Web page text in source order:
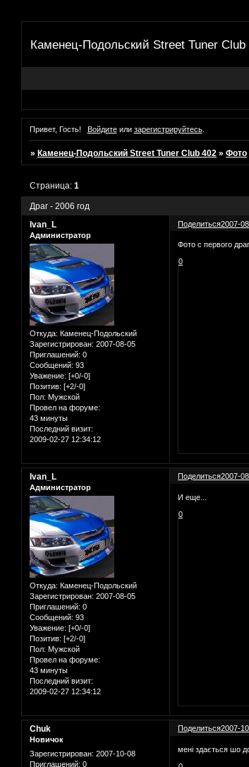
Каменец-Подольский Street Tuner Club
Привет, Гость! Войдитеили зарегистрируйтесь.
»Каменец-Подольский Street Tuner Club 402 »Фото
Драг - 2006 год
Страница:1
Поделиться2007-
Ivan_L
Администратор
Откуда: Каменец-Подольский
Зарегистрирован: 2007-08-05
Приглашений: 0
Сообщений: 93
Уважение: [+0/-0]
Позитив: [+2/-0]
Пол: Мужской
Провел на форуме:
43 минуты
Последний визит:
2009-02-27 12:34:12
Фото с первого
0
Поделиться2007-
Ivan_L
Администратор
Откуда: Каменец-Подольский
Зарегистрирован: 2007-08-05
Приглашений: 0
Сообщений: 93
Уважение: [+0/-0]
Позитив: [+2/-0]
Пол: Мужской
Провел на форуме:
43 минуты
Последний визит:
2009-02-27 12:34:12
И еще...
0
Поделиться2007-
Chuk
Новичок
Зарегистрирован: 2007-10-08
Приглашений: 0
мені здається шо